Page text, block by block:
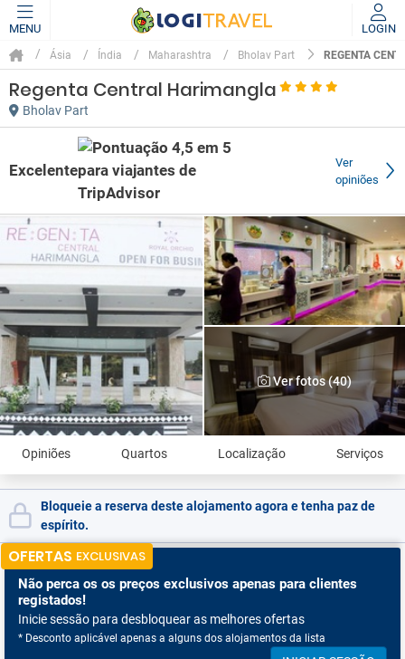
MENU LOGIN
Ásia Índia Maharashtra Bholav Part REGENTA
Regenta Central Harimangla
Bholav Part
Excelente
Ver
opiniões
Ver fotos (40)
Opiniões Quartos Localização Serviços
Bloqueie a reserva deste alojamento agora e tenha paz de
espírito.
OFERTAS EXCLUSIVAS
Não perca os os preços exclusivos apenas para clientes
registados!
Inicie sessão para desbloquear as melhores ofertas
* Desconto aplicável apenas a alguns dos alojamentos da lista